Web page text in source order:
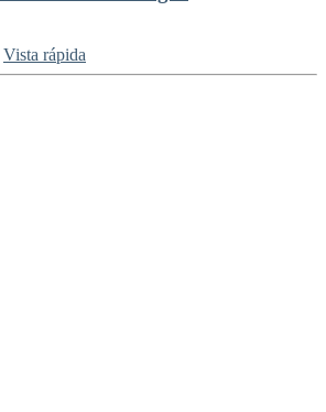
Vista rápida